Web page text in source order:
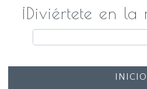
¡Diviértete en
INICIO